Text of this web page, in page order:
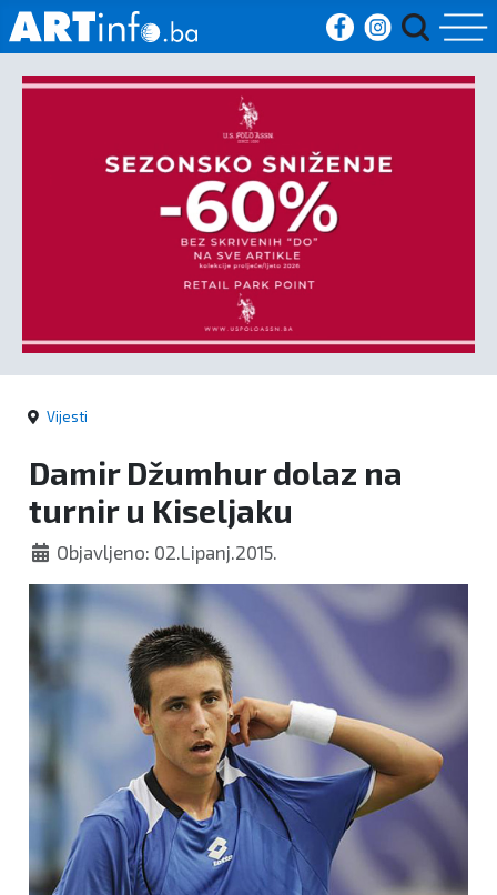
Početna
Vijesti
Crna
kronika
Politika
Zanimljivosti
Vijesti
Damir Džumhur dolaz na
turnir u Kiseljaku
Objavljeno: 02.Lipanj.2015.